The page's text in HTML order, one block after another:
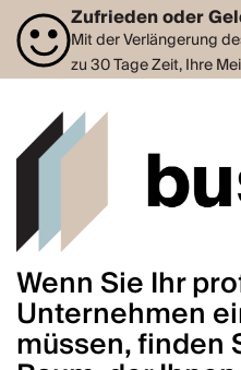
Zufrieden oder
Mit der Verlängerung
zu 30 Tage Zeit, Ihre
Wenn Sie Ihr
Unternehmen
müssen, finden